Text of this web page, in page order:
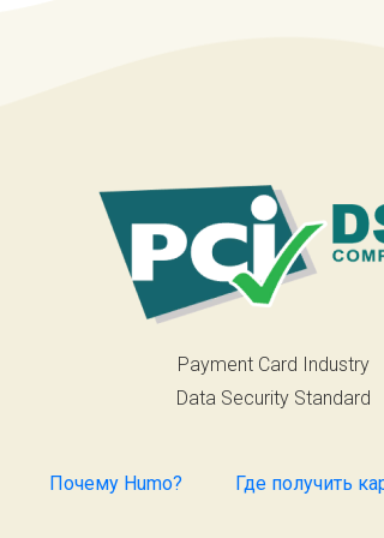
Payment Card Industry
Data Security Standard
Почему Humo? Где получить